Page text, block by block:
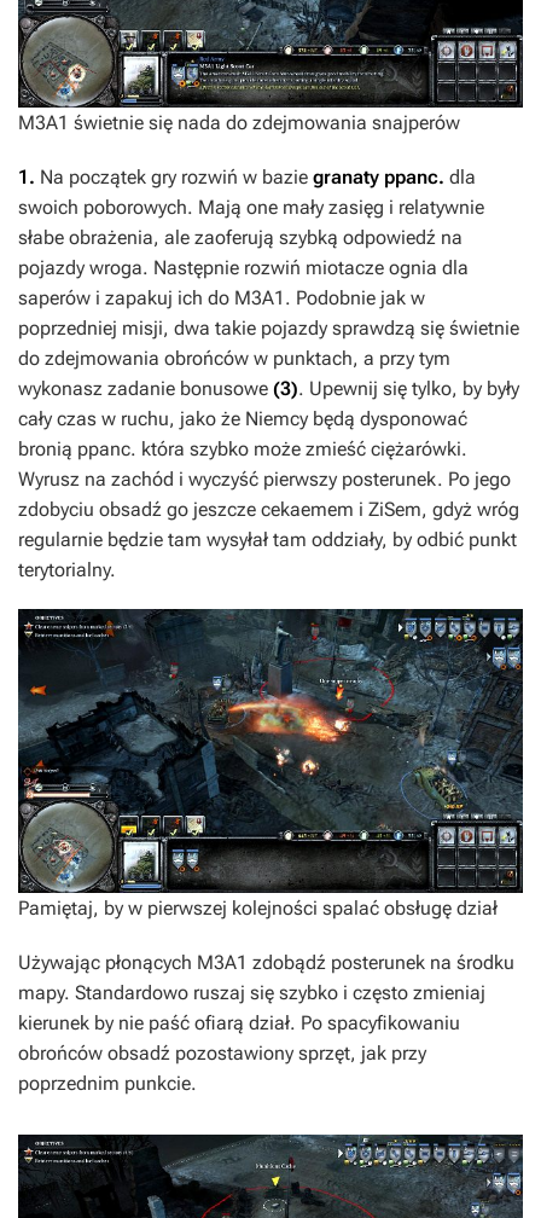
M3A1 świetnie się nada do zdejmowania snajperów
1. Na początek gry rozwiń w bazie granaty ppanc. dla
swoich poborowych. Mają one mały zasięg i relatywnie
słabe obrażenia, ale zaoferują szybką odpowiedź na
pojazdy wroga. Następnie rozwiń miotacze ognia dla
saperów i zapakuj ich do M3A1. Podobnie jak w
poprzedniej misji, dwa takie pojazdy sprawdzą się świetnie
do zdejmowania obrońców w punktach, a przy tym
wykonasz zadanie bonusowe (3). Upewnij się tylko, by były
cały czas w ruchu, jako że Niemcy będą dysponować
bronią ppanc. która szybko może zmieść ciężarówki.
Wyrusz na zachód i wyczyść pierwszy posterunek. Po jego
zdobyciu obsadź go jeszcze cekaemem i ZiSem, gdyż wróg
regularnie będzie tam wysyłał tam oddziały, by odbić punkt
terytorialny.
Pamiętaj, by w pierwszej kolejności spalać obsługę dział
Używając płonących M3A1 zdobądź posterunek na środku
mapy. Standardowo ruszaj się szybko i często zmieniaj
kierunek by nie paść ofiarą dział. Po spacyfikowaniu
obrońców obsadź pozostawiony sprzęt, jak przy
poprzednim punkcie.